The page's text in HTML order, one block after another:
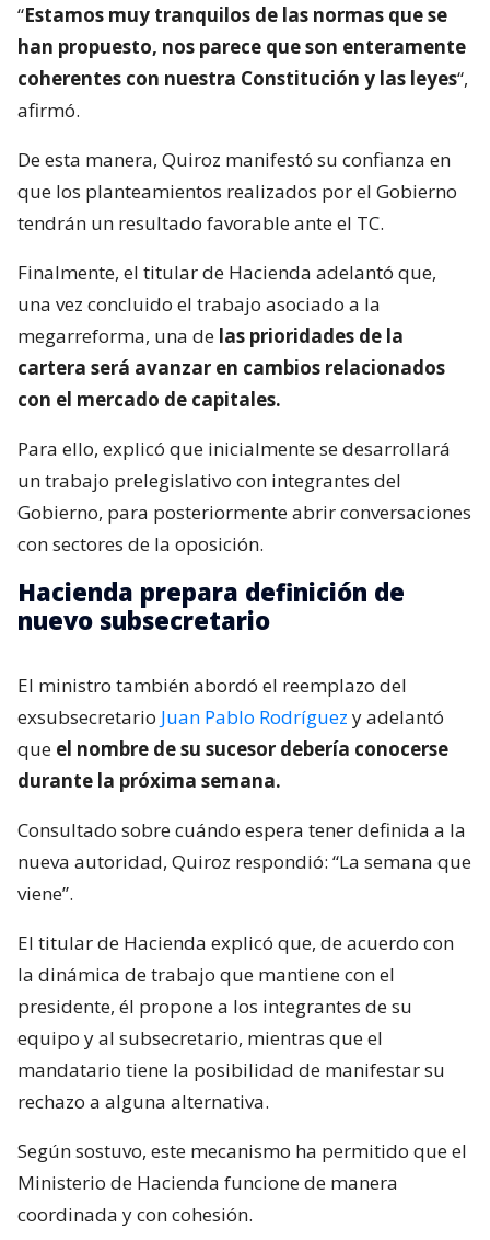
“Estamos muy tranquilos de las normas que se
han propuesto, nos parece que son enteramente
coherentes con nuestra Constitución y las leyes“,
afirmó.
De esta manera, Quiroz manifestó su confianza en
que los planteamientos realizados por el Gobierno
tendrán un resultado favorable ante el TC.
Finalmente, el titular de Hacienda adelantó que,
una vez concluido el trabajo asociado a la
megarreforma, una de las prioridades de la
cartera será avanzar en cambios relacionados
con el mercado de capitales.
Para ello, explicó que inicialmente se desarrollará
un trabajo prelegislativo con integrantes del
Gobierno, para posteriormente abrir conversaciones
con sectores de la oposición.
Hacienda prepara definición de
nuevo subsecretario
El ministro también abordó el reemplazo del
exsubsecretario Juan Pablo Rodríguez y adelantó
que el nombre de su sucesor debería conocerse
durante la próxima semana.
Consultado sobre cuándo espera tener definida a la
nueva autoridad, Quiroz respondió: “La semana que
viene”.
El titular de Hacienda explicó que, de acuerdo con
la dinámica de trabajo que mantiene con el
presidente, él propone a los integrantes de su
equipo y al subsecretario, mientras que el
mandatario tiene la posibilidad de manifestar su
rechazo a alguna alternativa.
Según sostuvo, este mecanismo ha permitido que el
Ministerio de Hacienda funcione de manera
coordinada y con cohesión.